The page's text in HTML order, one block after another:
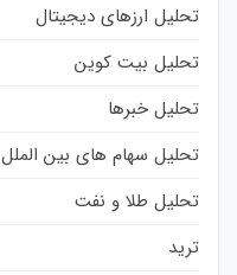
تحلیل ارزهای دیجیتال
تحلیل بیت کوین
تحلیل خبرها
تحلیل سهام های بین الملل
تحلیل طلا و نفت
ترید